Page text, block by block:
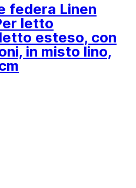
federa Linen
letto
esteso, con
in misto lino,